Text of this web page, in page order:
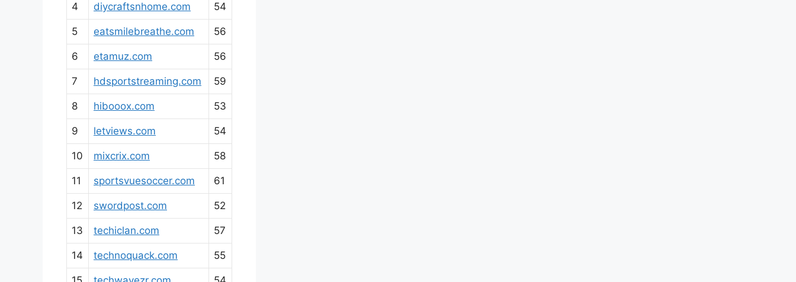
4 diycraftsnhome.com 54
5 eatsmilebreathe.com 56
6 etamuz.com 56
7 hdsportstreaming.com 59
8 hibooox.com 53
9 letviews.com 54
10 mixcrix.com 58
11 sportsvuesoccer.com 61
12 swordpost.com 52
13 techiclan.com 57
14 technoquack.com 55